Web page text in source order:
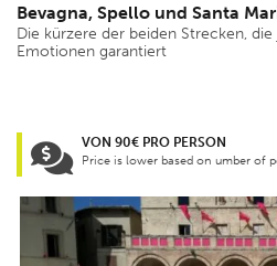
Bevagna, Spello und Santa
Die kürzere der beiden Strecken,
Emotionen garantiert
VON 90€ PRO PERSON
Price is lower based on umber of